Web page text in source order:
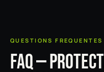
QUESTIONS FREQUENTES
FAQ —